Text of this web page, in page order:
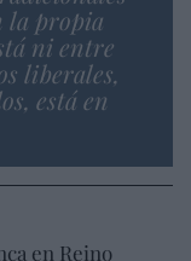
la propia
ni entre
liberales,
está en
en Reino